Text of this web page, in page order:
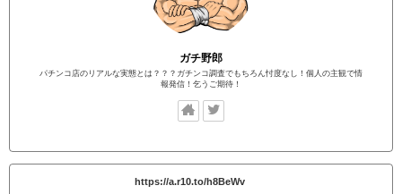
ガチ野郎
パチンコ店のリアルな実態とは？？？ガチンコ調査でもちろん忖度なし！個人の主観で情
報発信！乞うご期待！
https://a.r10.to/h8BeWv